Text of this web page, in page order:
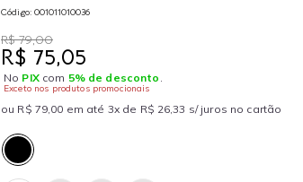
Código: 001011010036
R$ 79,00
R$ 75,05
No PIXcom 5% de desconto .
Exceto nos produtos promocionais
ou R$ 79,00 em até 3x de R$ 26,33 s/ juros no cartão